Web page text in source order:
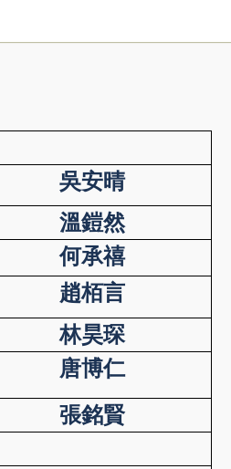
吳安晴
溫鎧然
何承禧
趙栢言
林昊琛
唐博仁
張銘賢